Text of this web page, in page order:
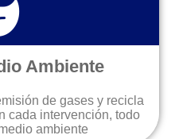
Ambiente
de gases y recicla
cada intervención, todo
ambiente